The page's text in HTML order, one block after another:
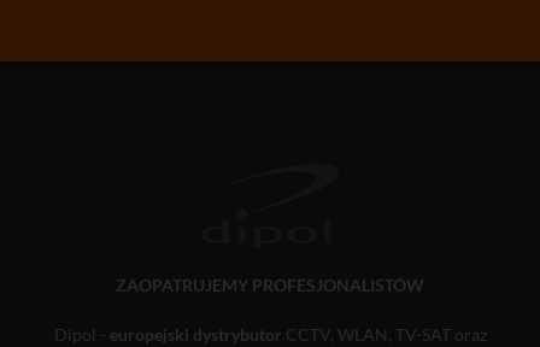
ZAOPATRUJEMY PROFESJONALISTÓW
Dipol - europejski dystrybutor CCTV, WLAN, TV-SAT oraz